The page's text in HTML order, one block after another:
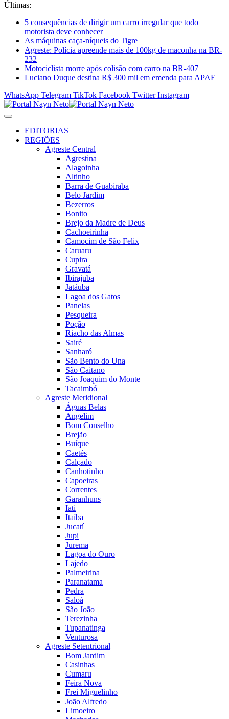
Últimas:
5 consequências de dirigir um carro irregular que todo
motorista deve conhecer
As máquinas caça-níqueis do Tigre
Agreste: Polícia apreende mais de 100kg de maconha na BR-
232
Motociclista morre após colisão com carro na BR-407
Luciano Duque destina R$ 300 mil em emenda para APAE
WhatsApp Telegram TikTok Facebook Twitter Instagram
EDITORIAS
REGIÕES
Agreste Central
Agrestina
Alagoinha
Altinho
Barra de Guabiraba
Belo Jardim
Bezerros
Bonito
Brejo da Madre de Deus
Cachoeirinha
Camocim de São Felix
Caruaru
Cupira
Gravatá
Ibirajuba
Jatáuba
Lagoa dos Gatos
Panelas
Pesqueira
Poção
Riacho das Almas
Sairé
Sanharó
São Bento do Una
São Caitano
São Joaquim do Monte
Tacaimbó
Agreste Meridional
Águas Belas
Angelim
Bom Conselho
Brejão
Buíque
Caetés
Calçado
Canhotinho
Capoeiras
Correntes
Garanhuns
Iati
Itaíba
Jucatí
Jupi
Jurema
Lagoa do Ouro
Lajedo
Palmeirina
Paranatama
Pedra
Saloá
São João
Terezinha
Tupanatinga
Venturosa
Agreste Setentrional
Bom Jardim
Casinhas
Cumaru
Feira Nova
Frei Miguelinho
João Alfredo
Limoeiro